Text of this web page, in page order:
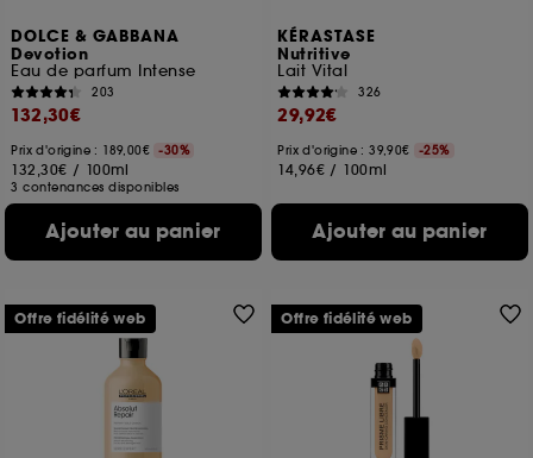
DOLCE & GABBANA
Devotion
Eau de parfum Intense
203
132,30€
Prix d'origine : 189,00€ -30%
132,30€ / 100ml
3 contenances disponibles
Ajouter au panier
KÉRASTASE
Nutritive
Lait Vital
326
29,92€
Prix d'origine : 39,90€ -25%
14,96€ / 100ml
Ajouter au panier
Offre fidélité web Offre fidélité web